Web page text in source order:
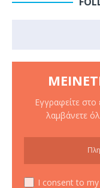
Εγγραφείτε
λαμβάνετε
I consent to